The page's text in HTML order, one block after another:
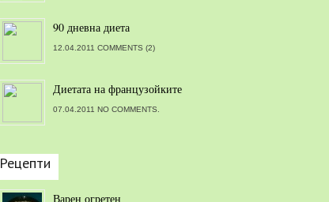
90 дневна диета
12.04.2011 COMMENTS (2)
Диетата на французойките
07.04.2011 NO COMMENTS.
Рецепти
Варен огретен